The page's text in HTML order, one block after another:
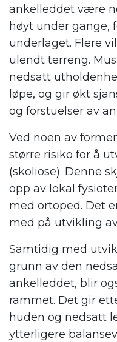
ankelleddet være
høyt under gange,
underlaget. Flere
ulendt terreng.
nedsatt
løpe, og gir økt
og forstuelser av
Ved noen av
større risiko for å
(skoliose). Denne
opp av lokal
med ortoped. Det
med på utvikling
Samtidig med
grunn av den
ankelleddet, blir
rammet. Det gir
huden og nedsatt
ytterligere